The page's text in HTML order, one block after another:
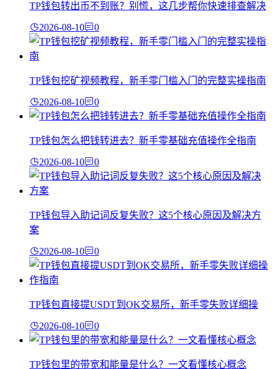
TP钱包转出币不到账？别慌，这几步帮你快速排查解决
2026-08-10 0
TP钱包挖矿视频教程，新手零门槛入门的完整实操指南
2026-08-10 0
TP钱包怎么把钱转进去？新手零基础充值操作全指南
2026-08-10 0
TP钱包导入助记词反复失败？这5个核心原因及解决方
案
2026-08-10 0
TP钱包直接提USDT到OK交易所，新手零失败详细操
2026-08-10 0
TP钱包里的带宽和能量是什么？一文看懂核心概念